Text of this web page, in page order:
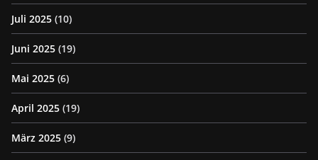
Juli 2025 (10)
Juni 2025 (19)
Mai 2025 (6)
April 2025 (19)
März 2025 (9)